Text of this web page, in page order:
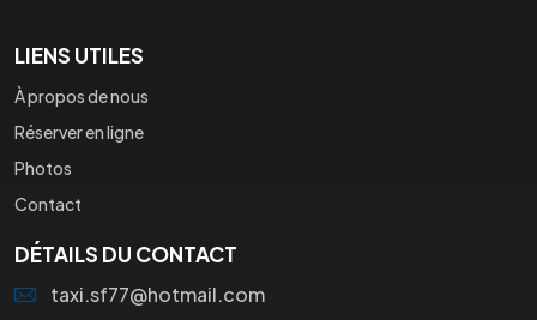
LIENS UTILES
À propos de nous
Réserver en ligne
Photos
Contact
DÉTAILS DU CONTACT
taxi.sf77@hotmail.com